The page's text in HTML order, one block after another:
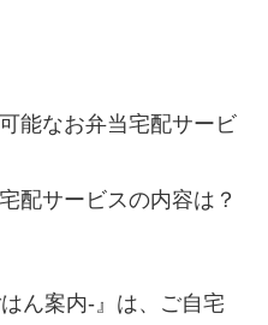
能なお弁当宅配サービ
配サービスの内容は？
ん案内‐』は、ご自宅